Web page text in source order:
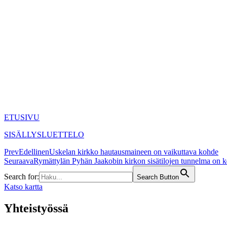
ETUSIVU
SISÄLLYSLUETTELO
PrevEdellinenUskelan kirkko hautausmaineen on vaikuttava kohde
SeuraavaRymättylän Pyhän Jaakobin kirkon sisätilojen tunnelma on
Search for:
Search Button
Katso kartta
Yhteistyössä